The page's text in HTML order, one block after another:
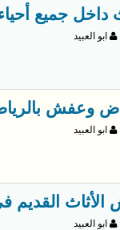
جميع أحياء الرياض
ابو العبيد
بالرياض
ابو العبيد
القديم في
ابو العبيد